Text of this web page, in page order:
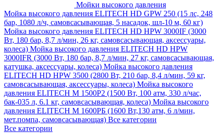
Мойки высокого давления
Мойка высокого давления ELITECH HD GPW 250 (15 лс, 248
бар, 1080 л/ч, самовсасывающая, 5 насадок, шл-10 м, 60 кг)
Мойка высокого давления ELITECH HD HPW 3000IF (3000
Вт, 180 бар, 8,7 л/мин, 26 кг, самовсасывающая, аксессуары,
колеса) Мойка высокого давления ELITECH HD HPW
3000IFR (3000 Вт, 180 бар, 8,7 л/мин, 27 кг, самовсасывающая,
катушка, аксессуары, колеса) Мойка высокого давления
ELITECH HD HPW 3500 (2800 Вт, 210 бар, 8,4 л/мин, 59 кг,
самовсасывающая, аксессуары, колеса) Мойка высокого
давления ELITECH M 1500P2 (1500 Вт, 100 атм, 330 л/час,
бак-035 л, 6.1 кг, самовсасывающая, колеса) Мойка высокого
давления ELITECH М 1600РБ (1600 Вт,130 атм, 6 л/мин,
мет.помпа, самовсасывающая) Все категории
Все категории